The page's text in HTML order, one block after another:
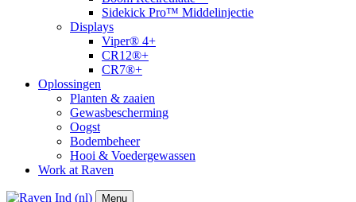
Sidekick Pro™ Middelinjectie
Displays
Viper® 4+
CR12®+
CR7®+
Oplossingen
Planten & zaaien
Gewasbescherming
Oogst
Bodembeheer
Hooi & Voedergewassen
Work at Raven
Menu